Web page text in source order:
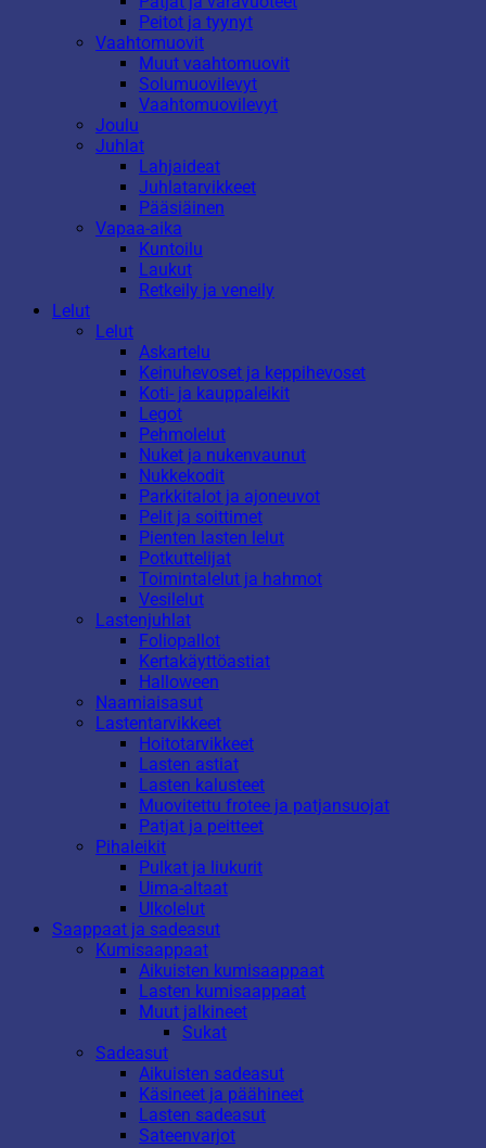
Peitot ja tyynyt
Vaahtomuovit
Muut vaahtomuovit
Solumuovilevyt
Vaahtomuovilevyt
Joulu
Juhlat
Lahjaideat
Juhlatarvikkeet
Pääsiäinen
Vapaa-aika
Kuntoilu
Laukut
Retkeily ja veneily
Lelut
Lelut
Askartelu
Keinuhevoset ja keppihevoset
Koti- ja kauppaleikit
Legot
Pehmolelut
Nuket ja nukenvaunut
Nukkekodit
Parkkitalot ja ajoneuvot
Pelit ja soittimet
Pienten lasten lelut
Potkuttelijat
Toimintalelut ja hahmot
Vesilelut
Lastenjuhlat
Foliopallot
Kertakäyttöastiat
Halloween
Naamiaisasut
Lastentarvikkeet
Hoitotarvikkeet
Lasten astiat
Lasten kalusteet
Muovitettu frotee ja patjansuojat
Patjat ja peitteet
Pihaleikit
Pulkat ja liukurit
Uima-altaat
Ulkolelut
Saappaat ja sadeasut
Kumisaappaat
Aikuisten kumisaappaat
Lasten kumisaappaat
Muut jalkineet
Sukat
Sadeasut
Aikuisten sadeasut
Käsineet ja päähineet
Lasten sadeasut
Sateenvarjot